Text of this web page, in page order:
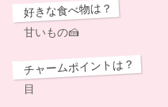
好きな食べ物は？
甘いもの🍰
チャームポイントは？
目